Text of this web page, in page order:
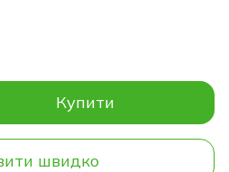
Купити
швидко